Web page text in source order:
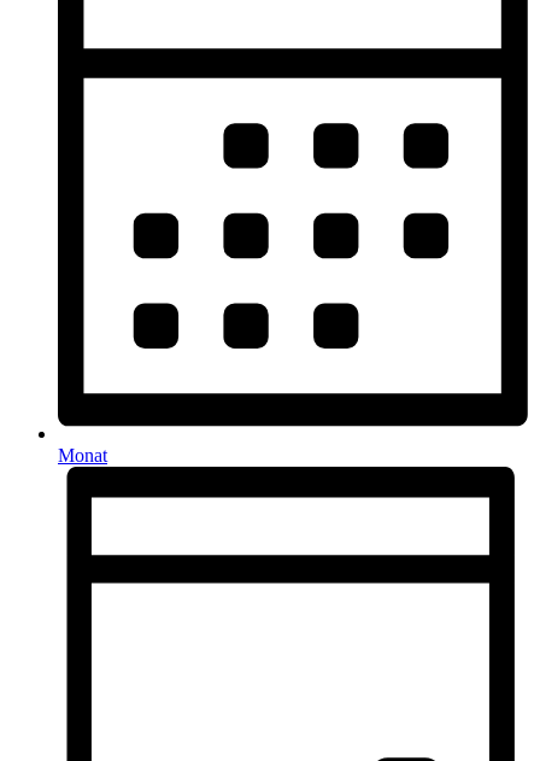
Monat